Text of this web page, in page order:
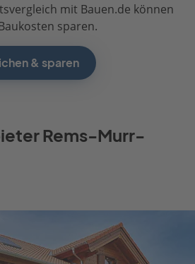
mit Bauen.de können
sparen.
& sparen
Rems-Murr-